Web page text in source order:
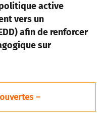
active
vers un
afin de renforcer
sur
–